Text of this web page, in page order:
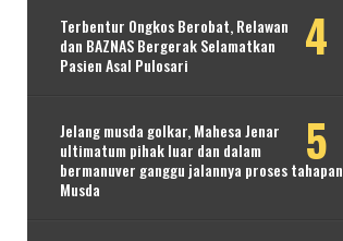
Terbentur Ongkos Berobat, Relawan
dan BAZNAS Bergerak Selamatkan
Pasien Asal Pulosari
Jelang musda golkar, Mahesa Jenar
ultimatum pihak luar dan dalam
bermanuver ganggu jalannya proses tahapan
Musda